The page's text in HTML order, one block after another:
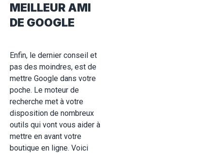
MEILLEUR AMI
DE GOOGLE
Enfin, le dernier conseil et
pas des moindres, est de
mettre Google dans votre
poche. Le moteur de
recherche met à votre
disposition de nombreux
outils qui vont vous aider à
mettre en avant votre
boutique en ligne. Voici